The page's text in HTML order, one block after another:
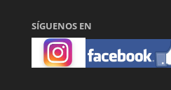
SÍGUENOS EN